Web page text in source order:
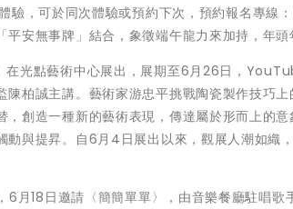
驗，可於同次體驗或預約下次，預約報名專線
平安無事牌」結合，象徵端午龍力來加持，年
在光點藝術中心展出，展期至6月26日，
陳柏誠主講。藝術家游忠平挑戰陶瓷製作技巧
，創造一種新的藝術表現，傳達屬於形而上的
動與提昇。自6月4日展出以來，觀展人潮如織
6月18日邀請〈簡簡單單〉，由音樂餐廳駐唱